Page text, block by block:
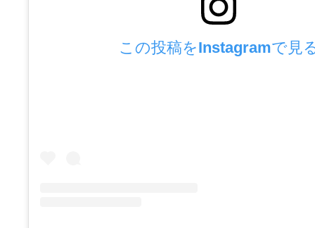
この投稿をInstagramで見